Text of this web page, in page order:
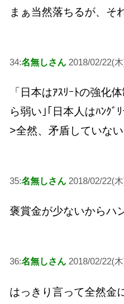
まぁ当然落ちるが、そ
34:名無しさん 2018/02/22(
「日本はｱｽﾘｰﾄの強化
ら弱い｣｢日本人はﾊﾝｸﾞ
>全然、矛盾していない
35:名無しさん 2018/02/22(
褒賞金が少ないからハ
36:名無しさん 2018/02/22(
はっきり言って全然金